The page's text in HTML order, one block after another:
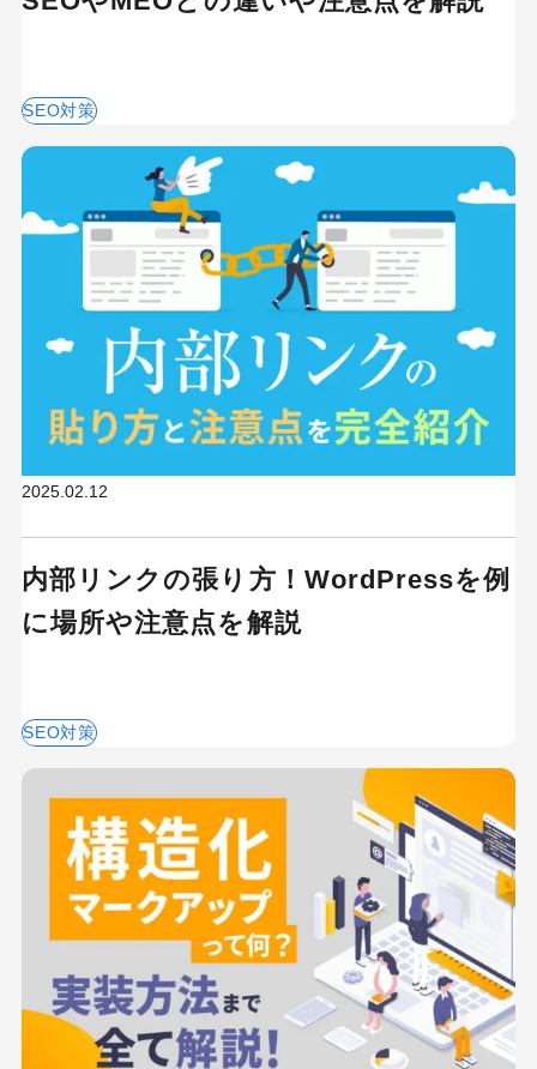
SEO対策
2025.02.12
内部リンクの張り方！WordPressを例
に場所や注意点を解説
SEO対策